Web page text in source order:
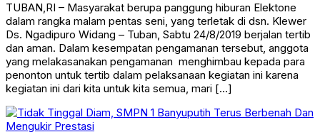
TUBAN,RI – Masyarakat berupa panggung hiburan Elektone
dalam rangka malam pentas seni, yang terletak di dsn. Klewer
Ds. Ngadipuro Widang – Tuban, Sabtu 24/8/2019 berjalan tertib
dan aman. Dalam kesempatan pengamanan tersebut, anggota
yang melakasanakan pengamanan menghimbau kepada para
penonton untuk tertib dalam pelaksanaan kegiatan ini karena
kegiatan ini dari kita untuk kita semua, mari […]